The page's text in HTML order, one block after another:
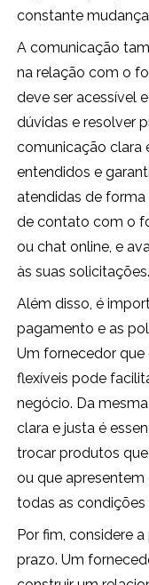
constante
A comunicação
na relação com o
deve ser acessível
dúvidas e resolver
comunicação clara
entendidos e
atendidas de forma
de contato com o
ou chat online, e
às suas solicitações.
Além disso, é
pagamento e as
Um fornecedor
flexíveis pode
negócio. Da
clara e justa é
trocar produtos
ou que
todas as
Por fim, considere
prazo. Um